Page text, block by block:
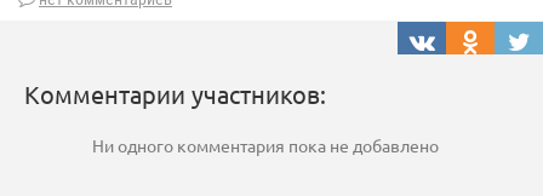
Комментарии участников:
Ни одного комментария пока не добавлено